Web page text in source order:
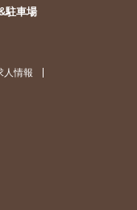
駐車場
人情報